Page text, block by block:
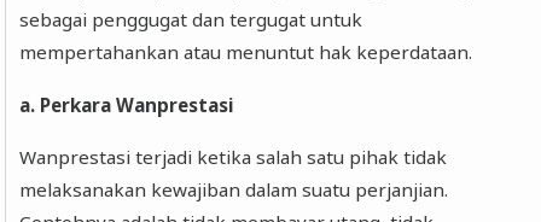
sebagai penggugat dan tergugat untuk
mempertahankan atau menuntut hak keperdataan.
a. Perkara Wanprestasi
Wanprestasi terjadi ketika salah satu pihak tidak
melaksanakan kewajiban dalam suatu perjanjian.